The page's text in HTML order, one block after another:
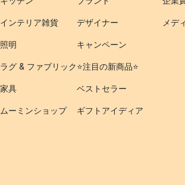
インテリア雑貨
照明
ラグ & ファブリック
家具
ムーミンショップ
デザイナー
キャンペーン
⭐️注目の新商品⭐️
ベストセラー
ギフトアイディア
メデ